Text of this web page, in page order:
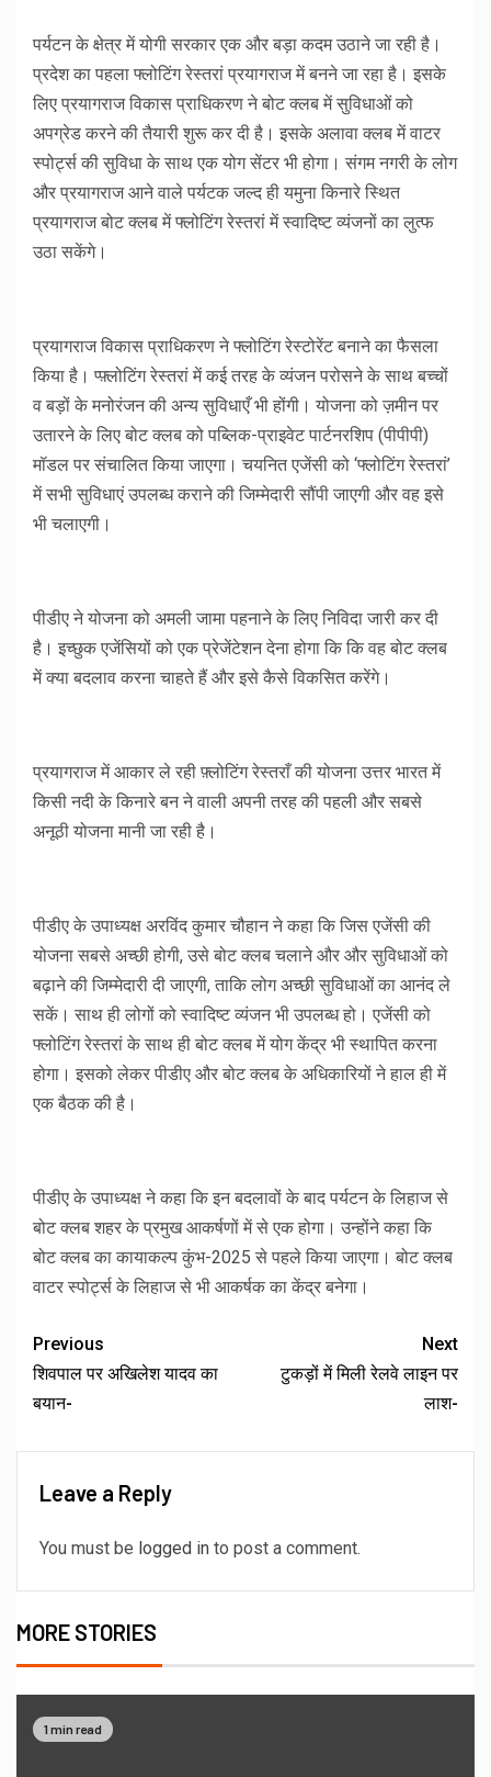
पर्यटन के क्षेत्र में योगी सरकार एक और बड़ा कदम उठाने जा रही है।
प्रदेश का पहला फ्लोटिंग रेस्तरां प्रयागराज में बनने जा रहा है। इसके
लिए प्रयागराज विकास प्राधिकरण ने बोट क्लब में सुविधाओं को
अपग्रेड करने की तैयारी शुरू कर दी है। इसके अलावा क्लब में वाटर
स्पोर्ट्स की सुविधा के साथ एक योग सेंटर भी होगा। संगम नगरी के लोग
और प्रयागराज आने वाले पर्यटक जल्द ही यमुना किनारे स्थित
प्रयागराज बोट क्लब में फ्लोटिंग रेस्तरां में स्वादिष्ट व्यंजनों का लुत्फ
उठा सकेंगे।
प्रयागराज विकास प्राधिकरण ने फ्लोटिंग रेस्टोरेंट बनाने का फैसला
किया है। प्फ़्लोटिंग रेस्तरां में कई तरह के व्यंजन परोसने के साथ बच्चों
व बड़ों के मनोरंजन की अन्य सुविधाएँ भी होंगी। योजना को ज़मीन पर
उतारने के लिए बोट क्लब को पब्लिक-प्राइवेट पार्टनरशिप (पीपीपी)
मॉडल पर संचालित किया जाएगा। चयनित एजेंसी को ‘फ्लोटिंग रेस्तरां’
में सभी सुविधाएं उपलब्ध कराने की जिम्मेदारी सौंपी जाएगी और वह इसे
भी चलाएगी।
पीडीए ने योजना को अमली जामा पहनाने के लिए निविदा जारी कर दी
है। इच्छुक एजेंसियों को एक प्रेजेंटेशन देना होगा कि कि वह बोट क्लब
में क्या बदलाव करना चाहते हैं और इसे कैसे विकसित करेंगे।
प्रयागराज में आकार ले रही फ़्लोटिंग रेस्तराँ की योजना उत्तर भारत में
किसी नदी के किनारे बन ने वाली अपनी तरह की पहली और सबसे
अनूठी योजना मानी जा रही है।
पीडीए के उपाध्यक्ष अरविंद कुमार चौहान ने कहा कि जिस एजेंसी की
योजना सबसे अच्छी होगी, उसे बोट क्लब चलाने और और सुविधाओं को
बढ़ाने की जिम्मेदारी दी जाएगी, ताकि लोग अच्छी सुविधाओं का आनंद ले
सकें। साथ ही लोगों को स्वादिष्ट व्यंजन भी उपलब्ध हो। एजेंसी को
फ्लोटिंग रेस्तरां के साथ ही बोट क्लब में योग केंद्र भी स्थापित करना
होगा। इसको लेकर पीडीए और बोट क्लब के अधिकारियों ने हाल ही में
एक बैठक की है।
पीडीए के उपाध्यक्ष ने कहा कि इन बदलावों के बाद पर्यटन के लिहाज से
बोट क्लब शहर के प्रमुख आकर्षणों में से एक होगा। उन्होंने कहा कि
बोट क्लब का कायाकल्प कुंभ-2025 से पहले किया जाएगा। बोट क्लब
वाटर स्पोर्ट्स के लिहाज से भी आकर्षक का केंद्र बनेगा।
Previous
शिवपाल पर अखिलेश यादव का
बयान-
Next
टुकड़ों में मिली रेलवे लाइन पर
लाश-
Leave a Reply
You must be logged in to post a comment.
MORE STORIES
1 min read